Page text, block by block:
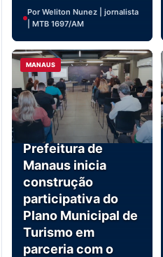
Por Weliton Nunez | jornalista
| MTB 1697/AM
MANAUS
Prefeitura de
Manaus inicia
construção
participativa do
Plano Municipal de
Turismo em
parceria com o